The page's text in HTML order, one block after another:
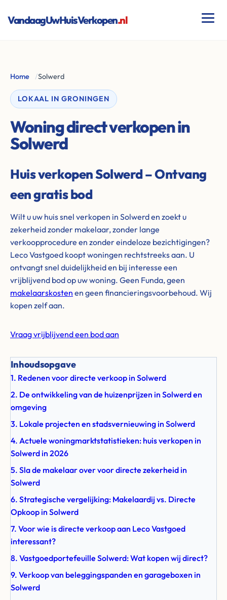
VandaagUwHuisVerkopen.nl
Home /Solwerd
LOKAAL IN GRONINGEN
Woning direct verkopen in
Solwerd
Huis verkopen Solwerd – Ontvang
een gratis bod
Wilt u uw huis snel verkopen in Solwerd en zoekt u
zekerheid zonder makelaar, zonder lange
verkoopprocedure en zonder eindeloze bezichtigingen?
Leco Vastgoed koopt woningen rechtstreeks aan. U
ontvangt snel duidelijkheid en bij interesse een
vrijblijvend bod op uw woning. Geen Funda, geen
makelaarskosten en geen financieringsvoorbehoud. Wij
kopen zelf aan.
Vraag vrijblijvend een bod aan
Inhoudsopgave
1. Redenen voor directe verkoop in Solwerd
2. De ontwikkeling van de huizenprijzen in Solwerd en
omgeving
3. Lokale projecten en stadsvernieuwing in Solwerd
4. Actuele woningmarktstatistieken: huis verkopen in
Solwerd in 2026
5. Sla de makelaar over voor directe zekerheid in
Solwerd
6. Strategische vergelijking: Makelaardij vs. Directe
Opkoop in Solwerd
7. Voor wie is directe verkoop aan Leco Vastgoed
interessant?
8. Vastgoedportefeuille Solwerd: Wat kopen wij direct?
9. Verkoop van beleggingspanden en garageboxen in
Solwerd